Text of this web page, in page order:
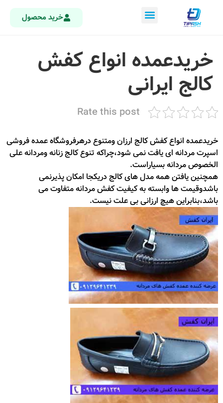
خرید محصول
خریدعمده انواع کفش
کالج ایرانی
Rate this post
خریدعمده انواع کفش کالج ارزان ومتنوع درهرفروشگاه عمده فروشی
اسپرت مردانه ای یافت نمی شود،چراکه تنوع کالج زنانه ومردانه علی
الخصوص مردانه بسیاراست.
همچنین یافتن همه مدل های کالج دریکجا امکان پذیرنمی
باشدوقیمت ها وابسته به کیفیت کفش مردانه متفاوت می
باشد،بنابراین هیچ ارزانی بی علت نیست.